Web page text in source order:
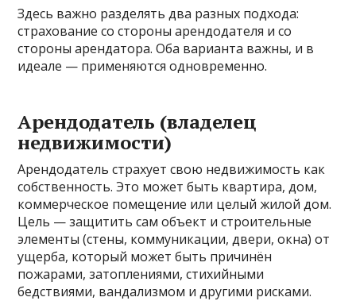
Здесь важно разделять два разных подхода:
страхование со стороны арендодателя и со
стороны арендатора. Оба варианта важны, и в
идеале — применяются одновременно.
Арендодатель (владелец
недвижимости)
Арендодатель страхует свою недвижимость как
собственность. Это может быть квартира, дом,
коммерческое помещение или целый жилой дом.
Цель — защитить сам объект и строительные
элементы (стены, коммуникации, двери, окна) от
ущерба, который может быть причинён
пожарами, затоплениями, стихийными
бедствиями, вандализмом и другими рисками.